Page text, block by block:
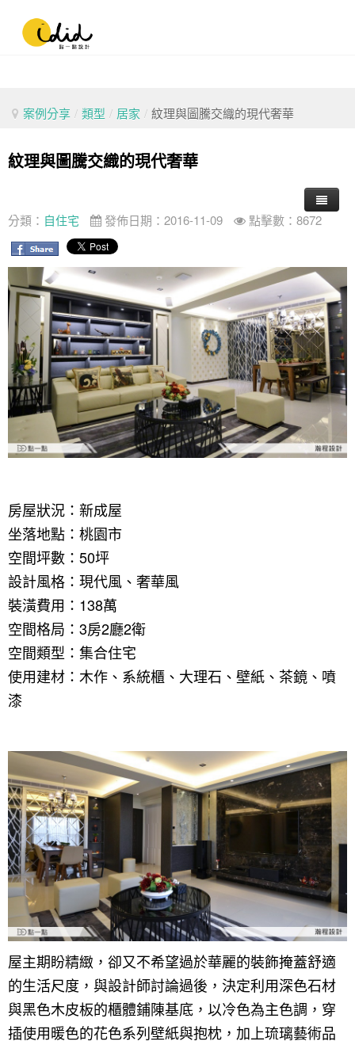
案例分享 / 類型 / 居家 / 紋理與圖騰交織的現代奢華
紋理與圖騰交織的現代奢華
分類： 自住宅 發佈日期：2016-11-09 點擊數：8672
房屋狀況：新成屋
坐落地點：桃園市
空間坪數：50坪
設計風格：現代風、奢華風
裝潢費用：138萬
空間格局：3房2廳2衛
空間類型：集合住宅
使用建材：木作、系統櫃、大理石、壁紙、茶鏡、噴
漆
屋主期盼精緻，卻又不希望過於華麗的裝飾掩蓋舒適
的生活尺度，與設計師討論過後，決定利用深色石材
與黑色木皮板的櫃體鋪陳基底，以冷色為主色調，穿
插使用暖色的花色系列壁紙與抱枕，加上琉璃藝術品
找設計師
如何使用點一點
我要裝潢
裝潢進階計算機
裝潢圖紙免費健檢
案例分享
類型
商業空間
辦公室
其他
21~30坪
31~50坪
51坪以上
現代
簡約
休閒
北歐
古典
鄉村
工業
奢華
預算
150萬以內
151萬~250萬
251萬以上
人氣推薦
新北市
桃園 新竹 竹北
台中
台南 高雄
360環景體驗
你家我家 Podcast
虛擬線上裝潢
房屋仲介方案
室內設計師方案
傢俱建材商方案
一般屋主方案
裝潢輕鬆點
2房2聽 - 基本版
2房2廳 - 精裝版
3房2聽 - 基本版
3房2廳 - 精裝版
綠建材
居家風水
老屋翻新
主題精選
設計知識+
國外案例
設計私房話
線上賞屋
北部
台北市
新北市
桃園市
新竹市
基隆市
徵設計師